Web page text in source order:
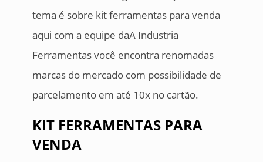
tema é sobre kit ferramentas para venda
aqui com a equipe daA Industria
Ferramentas você encontra renomadas
marcas do mercado com possibilidade de
parcelamento em até 10x no cartão.
KIT FERRAMENTAS PARA
VENDA